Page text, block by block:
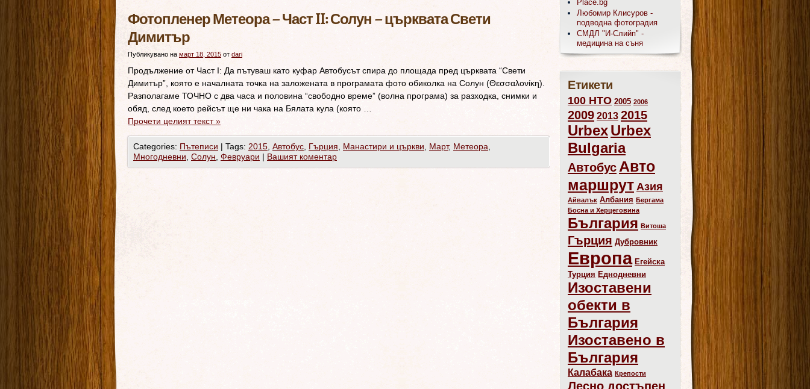
Фотопленер Метеора – Част II: Солун – църквата Свети
Димитър
Публикувано на март 18, 2015 от dari
Продължение от Част I: Да пътуваш като куфар Автобусът спира до площада пред църквата “Свети
Димитър”, която е началната точка на заложената в програмата фото обиколка на Солун (Θεσσαλονίκη).
Разполагаме ТОЧНО с два часа и половина “свободно време” (волна програма) за разходка, снимки и
обяд, след което рейсът ще ни чака на Бялата кула (която …
Прочети целият текст»
Categories: Пътеписи | Tags: 2015 Автобус Гърция Манастири и църкви Март, Метеора
Многодневни Солун Февруари | Вашият коментар
Place.bg
Любомир Клисуров -
подводна фотоградия
СМДЛ "И-Слийп" -
медицина на съня
Етикети
100 НТО 2005 2006
2009 2013 2015
UrbexUrbex
Bulgaria
Автобус Авто
маршрут Азия
Айвалък Албания Бергама
Босна и Херцеговина
България Витоша
Гърция Дубровник
Европа Егейска
Турция Еднодневни
Изоставени
обекти в
България
Изоставено в
България
Калабака Крепости
Лесно достъпен